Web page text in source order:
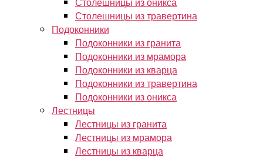
Столешницы из травертина
Подоконники
Подоконники из гранита
Подоконники из мрамора
Подоконники из кварца
Подоконники из травертина
Подоконники из оникса
Лестницы
Лестницы из гранита
Лестницы из мрамора
Лестницы из кварца